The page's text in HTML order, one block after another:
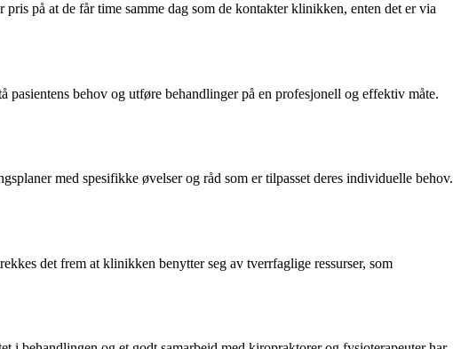
på at de får time samme dag som de kontakter klinikken, enten det er via
behov og utføre behandlinger på en profesjonell og effektiv måte.
med spesifikke øvelser og råd som er tilpasset deres individuelle behov.
det frem at klinikken benytter seg av tverrfaglige ressurser, som